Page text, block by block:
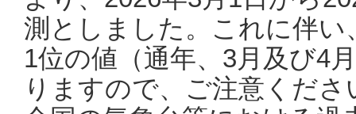
測としました。これに伴い
1位の値（通年、3月及び4
りますので、ご注意くだ